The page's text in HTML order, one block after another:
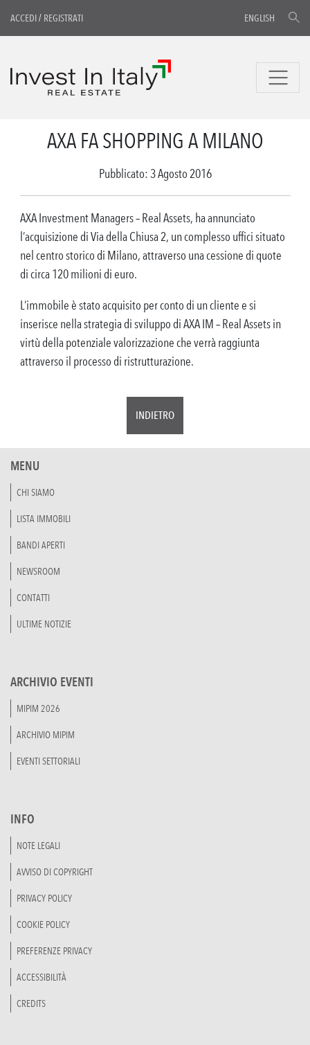
ACCEDI/ REGISTRATI ENGLISH
AXA FA SHOPPING A MILANO
Pubblicato: 3 Agosto 2016
AXA Investment Managers – Real Assets, ha annunciato
l’acquisizione di Via della Chiusa 2, un complesso uffici situato
nel centro storico di Milano, attraverso una cessione di quote
di circa 120 milioni di euro.
L’immobile è stato acquisito per conto di un cliente e si
inserisce nella strategia di sviluppo di AXA IM – Real Assets in
virtù della potenziale valorizzazione che verrà raggiunta
attraverso il processo di ristrutturazione.
INDIETRO
MENU
CHI SIAMO
LISTA IMMOBILI
BANDI APERTI
NEWSROOM
CONTATTI
ULTIME NOTIZIE
ARCHIVIO EVENTI
MIPIM 2026
ARCHIVIO MIPIM
EVENTI SETTORIALI
INFO
NOTE LEGALI
AVVISO DI COPYRIGHT
PRIVACY POLICY
COOKIE POLICY
PREFERENZE PRIVACY
ACCESSIBILITÀ
CREDITS